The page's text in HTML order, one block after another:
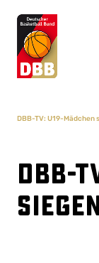
DBB-TV: U19-Mädchen
DBB-